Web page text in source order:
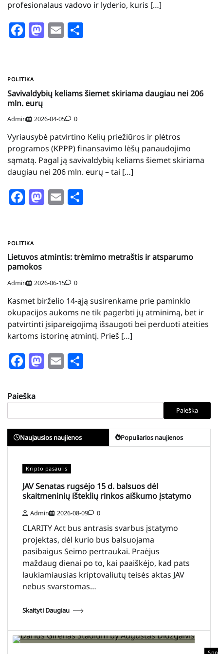
profesionalaus vadovo ir lyderio, kuris […]
Facebook
Mastodon
Email
POLITIKA
Savivaldybių keliams šiemet skiriama daugiau nei 206
mln. eurų
Admin 2026-04-05 0
Vyriausybė patvirtino Kelių priežiūros ir plėtros
programos (KPPP) finansavimo lėšų panaudojimo
sąmatą. Pagal ją savivaldybių keliams šiemet skiriama
daugiau nei 206 mln. eurų – tai […]
Facebook
Mastodon
Email
POLITIKA
Lietuvos atmintis: trėmimo metraštis ir atsparumo
pamokos
Admin 2026-06-15 0
Kasmet birželio 14-ąją susirenkame prie paminklo
okupacijos aukoms ne tik pagerbti jų atminimą, bet ir
patvirtinti įsipareigojimą išsaugoti bei perduoti ateities
kartoms istorinę atmintį. Prieš […]
Facebook
Mastodon
Email
Paieška
Paieška
Naujausios naujienos Populiarios naujienos
Kripto pasaulis
JAV Senatas rugsėjo 15 d. balsuos dėl
skaitmeninių išteklių rinkos aiškumo įstatymo
Admin 2026-08-09 0
CLARITY Act bus antrasis svarbus įstatymo
projektas, dėl kurio bus balsuojama
pasibaigus Seimo pertraukai. Praėjus
maždaug dienai po to, kai paaiškėjo, kad pats
laukiamiausias kriptovaliutų teisės aktas JAV
nebus svarstomas…
Skaityti Daugiau